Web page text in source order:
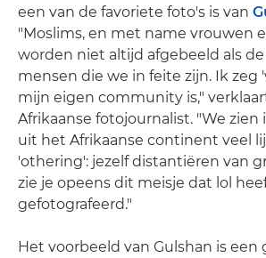
een van de favoriete foto's is van
"Moslims, en met name vrouwen
worden niet altijd afgebeeld als
mensen die we in feite zijn. Ik zeg
mijn eigen community is,"
Afrikaanse fotojournalist. "We
uit het Afrikaanse continent veel
'othering': jezelf distantiëren van
zie je opeens dit meisje dat lol
gefotografeerd."
Het voorbeeld van Gulshan is een